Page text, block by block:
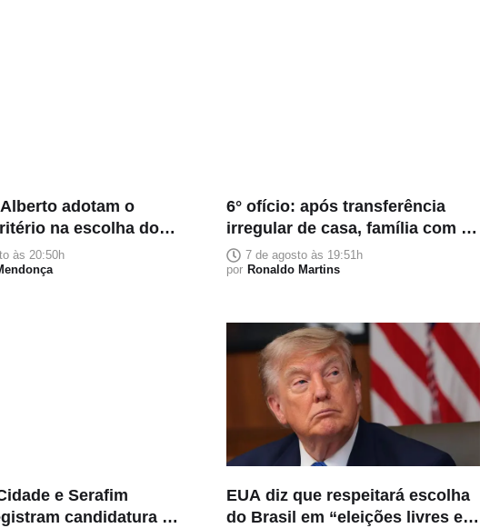
adotam o
na escolha dos
confiança acima da
política
às 20:50h
6° ofício: após transferência
irregular de casa, família com 5
pessoas teme despejo
7 de agosto às 19:51h
por Ronaldo Martins
e Serafim
candidatura à
EUA diz que respeitará escolha
do Brasil em “eleições livres e